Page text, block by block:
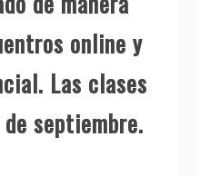
online y
Las clases
septiembre.